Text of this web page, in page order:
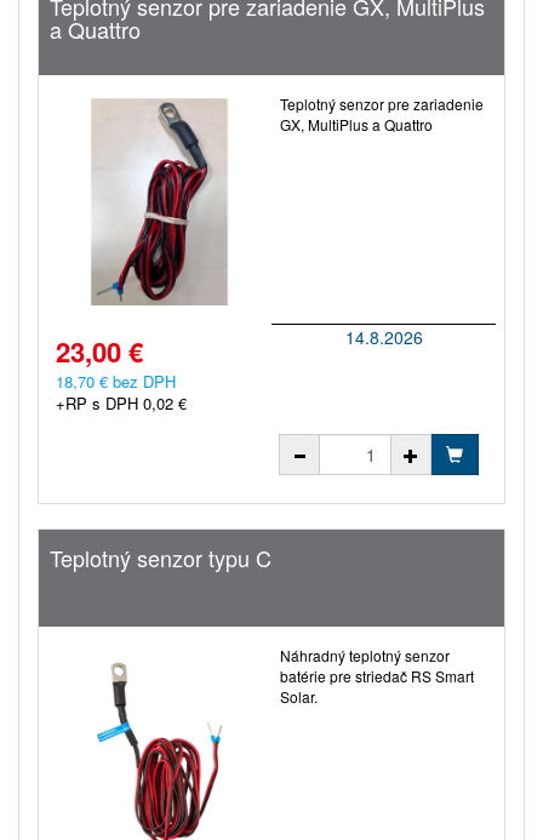
Teplotný senzor pre zariadenie GX, MultiPlus
a Quattro
Teplotný senzor pre zariadenie
GX, MultiPlus a Quattro
23,00 €
18,70 € bez DPH
+RP s DPH 0,02 €
14.8.2026
Teplotný senzor typu C
Náhradný teplotný senzor
batérie pre striedač RS Smart
Solar.